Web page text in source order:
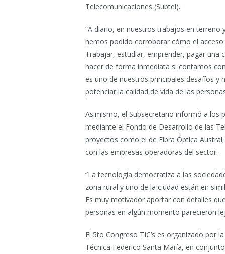
Telecomunicaciones (Subtel).
“A diario, en nuestros trabajos en
hemos podido corroborar cómo el
Trabajar, estudiar, emprender, pagar
hacer de forma inmediata si contamos
es uno de nuestros principales desafíos y
potenciar la calidad de vida de las
Asimismo, el Subsecretario informó a los
mediante el Fondo de Desarrollo de las
proyectos como el de Fibra Óptica
con las empresas operadoras del sector.
“La tecnología democratiza a las
zona rural y uno de la ciudad están en
Es muy motivador aportar con detalles
personas en algún momento parecieron
El 5to Congreso TIC’s es organizado por
Técnica Federico Santa María, en